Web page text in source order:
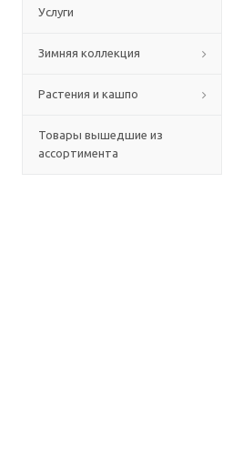
Услуги
Зимняя коллекция
Растения и кашпо
Товары вышедшие из
ассортимента